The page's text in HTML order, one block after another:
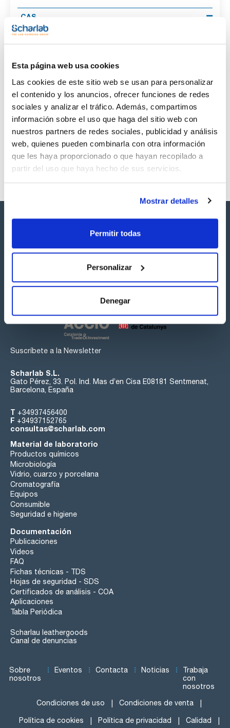
Esta página web usa cookies
Las cookies de este sitio web se usan para personalizar
el contenido y los anuncios, ofrecer funciones de redes
sociales y analizar el tráfico. Además, compartimos
información sobre el uso que haga del sitio web con
nuestros partners de redes sociales, publicidad y análisis
web, quienes pueden combinarla con otra información
que les haya proporcionado o que hayan recopilado a
partir del uso que haya hecho de sus servicios.
Mostrar detalles
Permitir todas
Personalizar
Denegar
CAS
[32598-12-2]
5 mg [32598-12-2]
Referencia
SBPCB0755M
Envase
x5mg
Precio
Comprar
Disponibilidad
Ver stock
Síguenos:
Suscríbete a la Newsletter
Scharlab S.L.
Gato Pérez, 33. Pol. Ind. Mas d’en Cisa E08181 Sentmenat,
Barcelona, España
T +34937456400
F +34937152765
consultas@scharlab.com
Material de laboratorio
Productos químicos
Microbiología
Vidrio, cuarzo y porcelana
Cromatografía
Equipos
Consumible
Seguridad e higiene
Documentación
Publicaciones
Videos
FAQ
Fichas técnicas - TDS
Hojas de seguridad - SDS
Certificados de análisis - COA
Aplicaciones
Tabla Periódica
Scharlau leathergoods
Canal de denuncias
Sobre
nosotros
Eventos Contacta Noticias
Trabaja
con
nosotros
Condiciones de uso Condiciones de venta
Política de cookies Política de privacidad Calidad